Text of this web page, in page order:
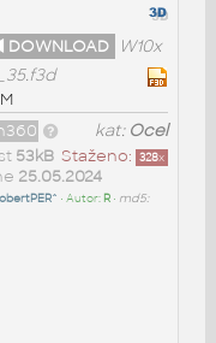
DOWNLOAD
W10x
kat: Ocel
Staženo: 328x
53kB
25.05.2024
• Autor: R• md5: